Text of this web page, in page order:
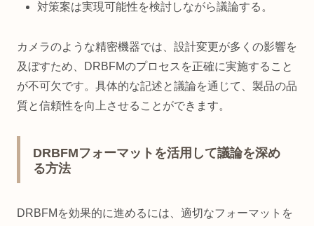
対策案は実現可能性を検討しながら議論する。
カメラのような精密機器では、設計変更が多くの影響を
及ぼすため、DRBFMのプロセスを正確に実施すること
が不可欠です。具体的な記述と議論を通じて、製品の品
質と信頼性を向上させることができます。
DRBFMフォーマットを活用して議論を深め
る方法
DRBFMを効果的に進めるには、適切なフォーマットを